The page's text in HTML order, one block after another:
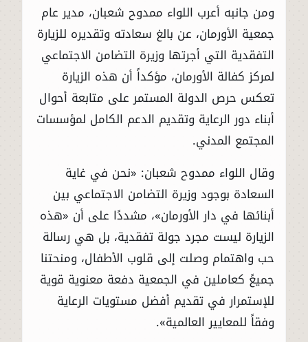
ومن جانبه أعرب اللواء ممدوح شعبان، مدير عام
جمعية الأورمان، عن بالغ سعادته وتقديره للزيارة
التفقدية التي أجرتها وزيرة التضامن الاجتماعي
لمركز كفالة الأورمان، مؤكداً أن هذه الزيارة
تعكس حرص الدولة المستمر على متابعة أحوال
أبناء دور الرعاية وتقديم الدعم الكامل لمؤسسات
المجتمع المدني.
وقال اللواء ممدوح شعبان: «نحن في غاية
السعادة بوجود وزيرة التضامن الاجتماعي بين
أبنائها في دار الأورمان»، مشددًا على أن «هذه
الزيارة ليست مجرد جولة تفقدية، بل هي رسالة
حب واهتمام وصلت إلى قلوب الأطفال، ومنحتنا
جميعً كعاملين في الجمعية دفعة معنوية قوية
للإستمرار في تقديم أفضل مستويات الرعاية
وفقاً للمعايير العالمية».